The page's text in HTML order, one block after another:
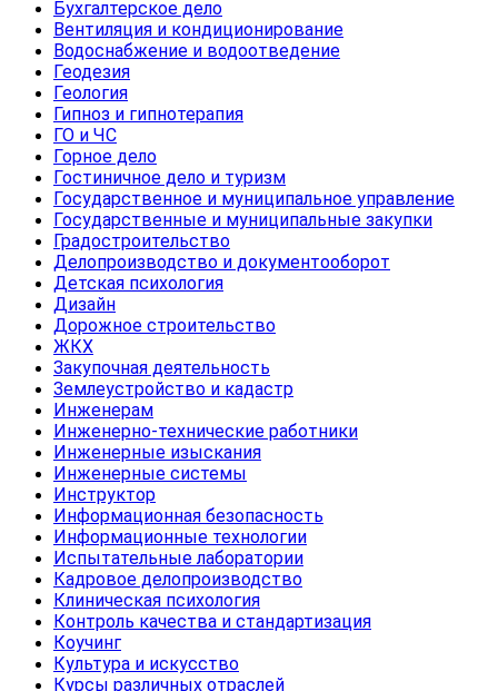
Бухгалтерское дело
Вентиляция и кондиционирование
Водоснабжение и водоотведение
Геодезия
Геология
Гипноз и гипнотерапия
ГО и ЧС
Горное дело
Гостиничное дело и туризм
Государственное и муниципальное управление
Государственные и муниципальные закупки
Градостроительство
Делопроизводство и документооборот
Детская психология
Дизайн
Дорожное строительство
ЖКХ
Закупочная деятельность
Землеустройство и кадастр
Инженерам
Инженерно-технические работники
Инженерные изыскания
Инженерные системы
Инструктор
Информационная безопасность
Информационные технологии
Испытательные лаборатории
Кадровое делопроизводство
Клиническая психология
Контроль качества и стандартизация
Коучинг
Культура и искусство
Курсы различных отраслей